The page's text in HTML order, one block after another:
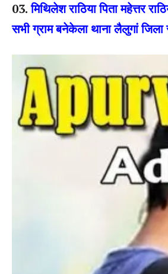
03. मिथिलेश राठिया पिता महेत्तर
सभी ग्राम बनेकेला थाना लैलुगां जिला